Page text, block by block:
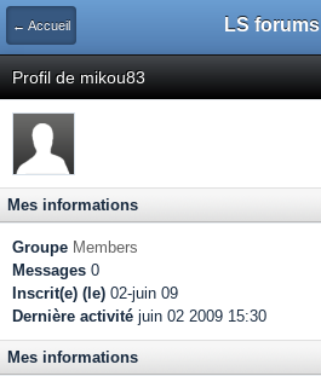
← Accueil LS forums
Profil de mikou83
Mes informations
Groupe Members
Messages 0
Inscrit(e) (le) 02-juin 09
Dernière activité juin 02 2009 15:30
Mes informations